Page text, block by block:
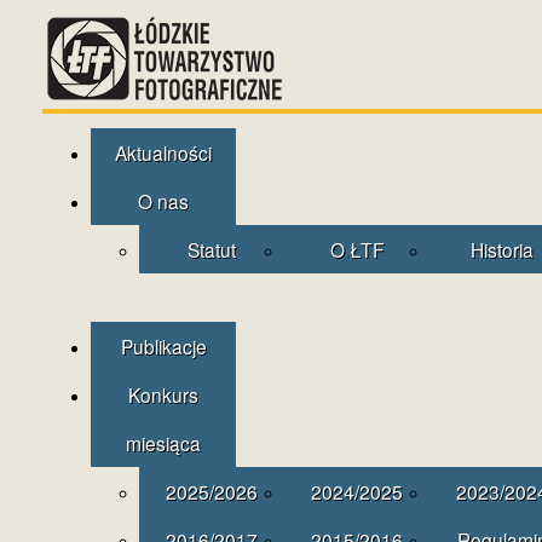
Aktualności
O nas
Statut
O ŁTF Historia
Publikacje
Konkurs
miesiąca
2025/2026
2024/2025
2023/